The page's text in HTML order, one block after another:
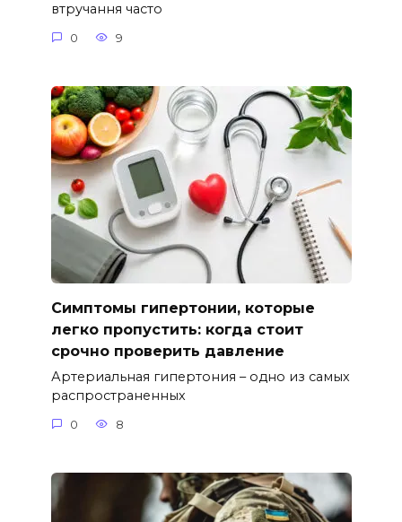
втручання часто
0 9
Симптомы гипертонии, которые
легко пропустить: когда стоит
срочно проверить давление
Артериальная гипертония – одно из самых
распространенных
0 8